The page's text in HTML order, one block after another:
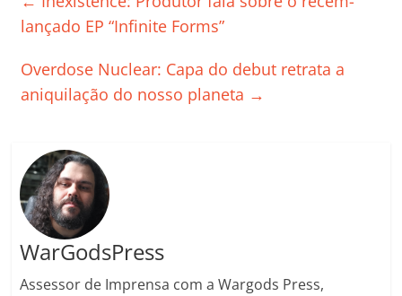
b
o
k
A
p
dI
a
ss
k h
lançado EP “Infinite Forms”
Overdose Nuclear: Capa do debut retrata a
aniquilação do nosso planeta →
WarGodsPress
Assessor de Imprensa com a Wargods Press,